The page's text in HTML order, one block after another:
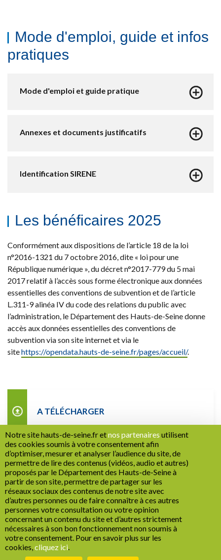
Mode d'emploi, guide et infos
pratiques
Mode d'emploi et guide pratique
Annexes et documents justificatifs
Identification SIRENE
Les bénéficaires 2025
Conformément aux dispositions de l’article 18 de la loi
n°2016-1321 du 7 octobre 2016, dite « loi pour une
République numérique », du décret n°2017-779 du 5 mai
2017 relatif à l’accès sous forme électronique aux données
essentielles des conventions de subvention et de l’article
L.311-9 alinéa IV du code des relations du public avec
l’administration, le Département des Hauts-de-Seine donne
accès aux données essentielles des conventions de
subvention via son site internet et via le
sitehttps://opendata.hauts-de-seine.fr/pages/accueil/.
A TÉLÉCHARGER
La liste des associations et fondations ayant
perçu une subvention départementale en 2025
Recrutement Marchés publics
Mentions légales
Politique de confidentialité
Plan de site
Accessibilité : non conforme
Notre site hauts-de-seine.fr etnos partenaires utilisent
des cookies soumis à votre consentement afin
d’optimiser, mesurer et analyser l’audience du site, de
permettre de lire des contenus (vidéos, audio et autres)
proposés par le Département des Hauts-de-Seine à
partir de son site, permettre de partager sur les
réseaux sociaux des contenus de notre site avec
d’autres personnes ou de faire connaître à ces autres
personnes votre consultation ou votre opinion
concernant un contenu du site et d’autres strictement
nécessaires à son bon fonctionnement non soumis à
votre consentement. Pour en savoir plus sur les
cookies,cliquez ici.